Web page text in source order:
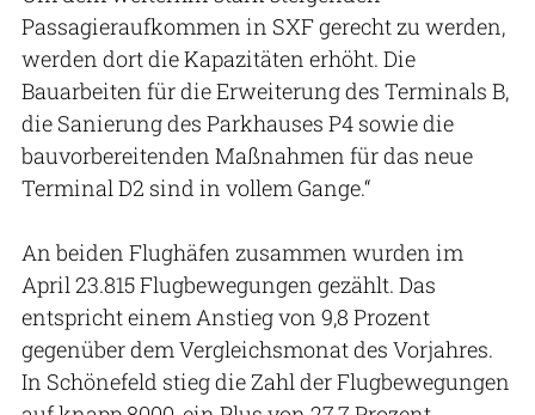
Passagieraufkommen in SXF gerecht zu werden,
werden dort die Kapazitäten erhöht. Die
Bauarbeiten für die Erweiterung des Terminals B,
die Sanierung des Parkhauses P4 sowie die
bauvorbereitenden Maßnahmen für das neue
Terminal D2 sind in vollem Gange.“
An beiden Flughäfen zusammen wurden im
April 23.815 Flugbewegungen gezählt. Das
entspricht einem Anstieg von 9,8 Prozent
gegenüber dem Vergleichsmonat des Vorjahres.
In Schönefeld stieg die Zahl der Flugbewegungen